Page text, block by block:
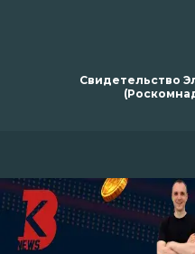
Свидетельство